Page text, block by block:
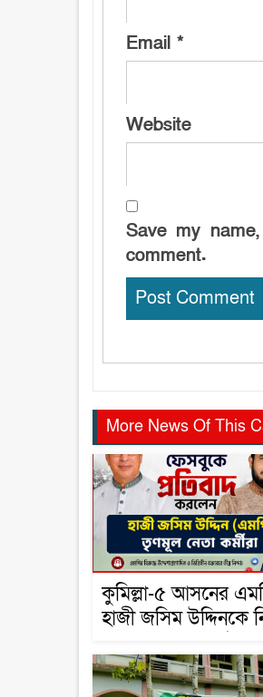
Email *
Website
Save my
comment.
More News Of This
কুমিল্লা-৫ আসনের
হাজী জসিম উদ্দিনকে
বক্তব্যে সামাজিক